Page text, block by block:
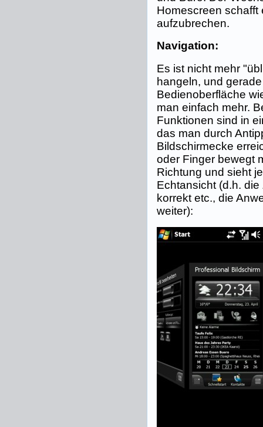
Homescreen schafft
aufzubrechen.
Navigation:
Es ist nicht mehr
hangeln, und
Bedienoberfläche
man einfach mehr.
Funktionen sind in
das man durch
Bildschirmecke
oder Finger bewegt
Richtung und sieht
Echtansicht (d.h.
korrekt etc., die
weiter):